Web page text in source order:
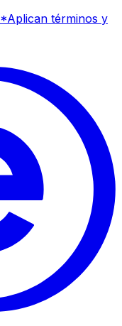
*Aplican términos y